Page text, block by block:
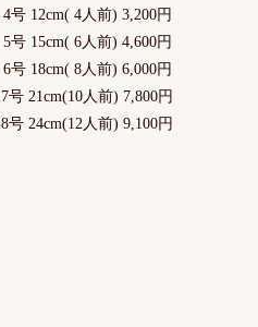
4号 12cm( 4人前) 3,200円
5号 15cm( 6人前) 4,600円
6号 18cm( 8人前) 6,000円
7号 21cm(10人前) 7,800円
8号 24cm(12人前) 9,100円